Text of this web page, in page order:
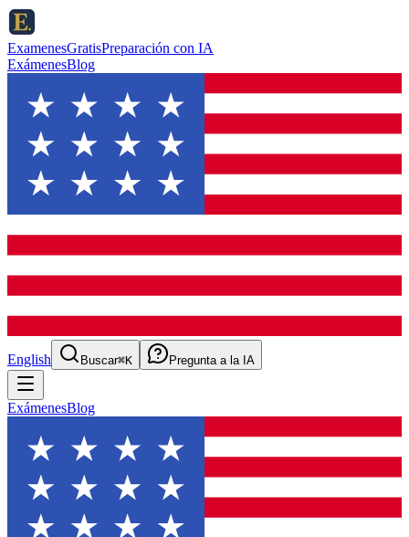
ExamenesGratisPreparación con IA
ExámenesBlog
English Buscar⌘K Pregunta a la IA
ExámenesBlog